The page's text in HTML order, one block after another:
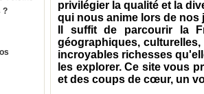
?
privilégier la qualité et la
qui nous anime lors de nos
Il suffit de parcourir la
géographiques,
incroyables richesses
les explorer. Ce site vous
et des coups de cœur, un